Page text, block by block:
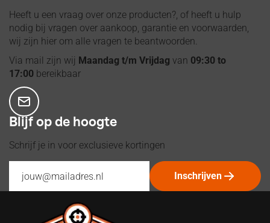
Heeft u een vraag over onze producten?, of heeft u hulp
nodig bij vragen over aankoop, garantie en voorwaarden,
wij zijn hier om alle vragen te beantwoorden.
Via mail zijn wij Maandag t/m Vrijdag van 09:30 to
17:00 bereikbaar
Blijf op de hoogte
Schrijf je in voor exclusieve kortingen
Inschrijven